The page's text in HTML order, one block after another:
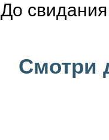
До свидания
Смотри